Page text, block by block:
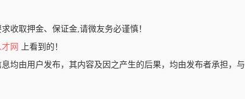
收取押金、保证金,请微友务必谨慎！
网
上看到的！
均由用户发布，其内容及因之产生的后果，均由发布者承担，与